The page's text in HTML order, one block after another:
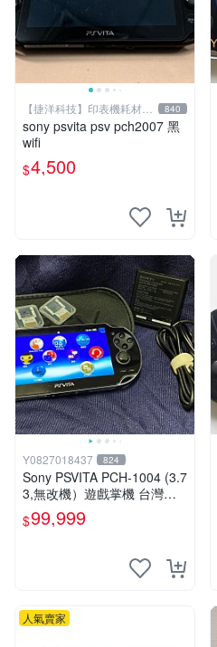
【捷洋科技】印表機耗材專
賣
840
sony psvita psv pch2007 黑
wifi
$4,500
Y0827018437 824
Sony PSVITA PCH-1004 (3.7
3,無改機）遊戲掌機 台灣公
司貨
$99,999
人氣賣家